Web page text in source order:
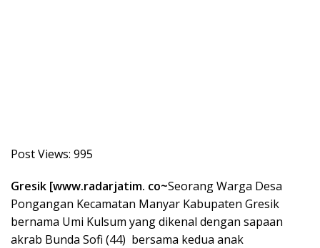
Post Views: 995
Gresik [www.radarjatim. co~Seorang Warga Desa
Pongangan Kecamatan Manyar Kabupaten Gresik
bernama Umi Kulsum yang dikenal dengan sapaan
akrab Bunda Sofi (44) bersama kedua anak